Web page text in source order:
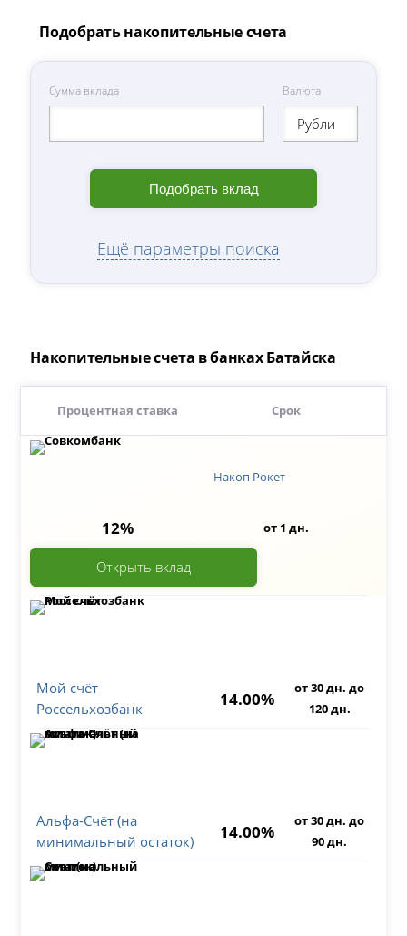
Подобрать накопительные счета
Сумма вклада Валюта
Рубли
Подобрать вклад
Ещё параметры поиска
Накопительные счета в банках Батайска
Процентная ставка Срок
Накоп Рокет
12% от 1 дн.
Открыть вклад
Мой счёт
Россельхозбанк
14.00%
от 30 дн. до
120 дн.
Альфа-Счёт (на
минимальный остаток)
14.00%
от 30 дн. до
90 дн.